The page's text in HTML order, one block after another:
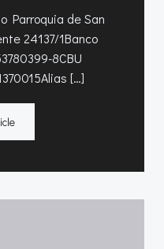
Parroquia de San
24137/1Banco
8CBU
[…]